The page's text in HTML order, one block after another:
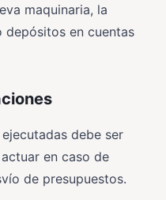
maquinaria, la
en cuentas
debe ser
en caso de
de presupuestos.